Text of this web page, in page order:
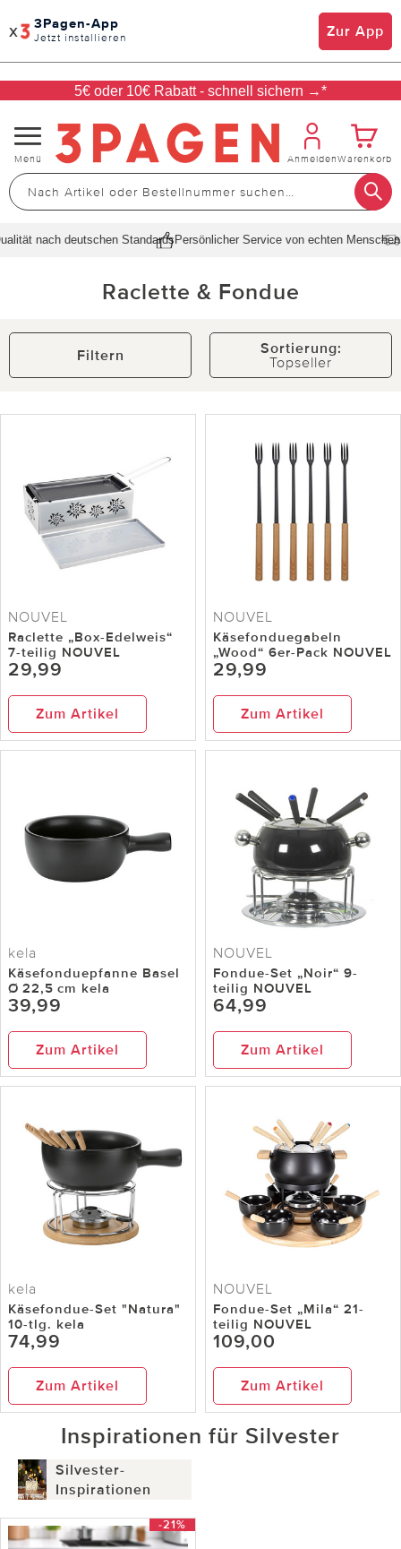
x 3Pagen-App
Jetzt installieren Zur App
5€ oder 10€ Rabatt - schnell sichern →*
Navigation
umschalten
Menü AnmeldenWarenkorb
nach deutschen StandardsPersönlicher Service von echten Menschen
Raclette & Fondue
Filtern
Sortierung:
Topseller
NOUVEL
Raclette „Box-Edelweis“
7-teilig NOUVEL
29,99
Zum Artikel
NOUVEL
Käsefonduegabeln
„Wood“ 6er-Pack NOUVEL
29,99
Zum Artikel
kela
Käsefonduepfanne Basel
Ø 22,5 cm kela
39,99
Zum Artikel
NOUVEL
Fondue-Set „Noir“ 9-
teilig NOUVEL
64,99
Zum Artikel
kela
Käsefondue-Set "Natura"
10-tlg. kela
74,99
Zum Artikel
NOUVEL
Fondue-Set „Mila“ 21-
teilig NOUVEL
109,00
Zum Artikel
Inspirationen für Silvester
Silvester-
Inspirationen
-21%